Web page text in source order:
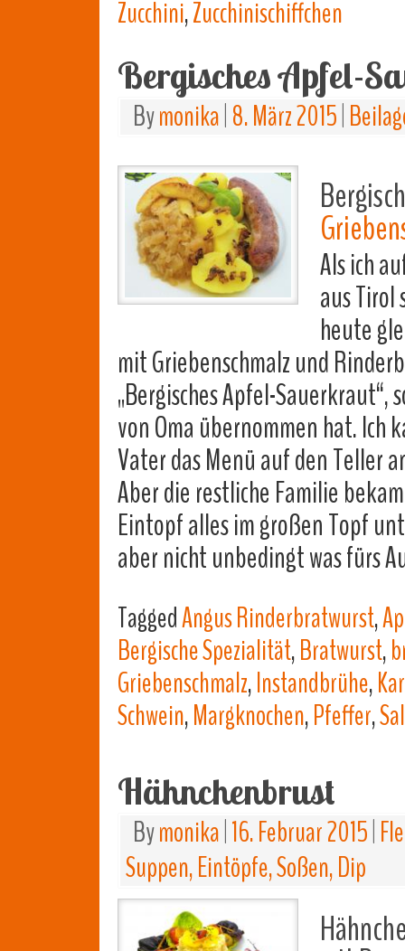
Zucchini,Zucchinischiffchen
Bergisches Apfel-
Bymonika 8. März 2015
Als ich
aus Tirol
heute
mit Griebenschmalz und
„Bergisches Apfel-Sauerkraut“,
von Oma übernommen hat. Ich
Vater das Menü auf den Teller
Aber die restliche Familie
Eintopf alles im großen Topf
aber nicht unbedingt was fürs
TaggedAngus Rinderbratwurst,
Bergische Spezialität,Bratwurst,
Griebenschmalz,Instandbrühe,
Schwein,Margknochen,Pfeffer,
Hähnchenbrust
Bymonika 16. Februar 2015
Suppen, Eintöpfe, Soßen, Dip